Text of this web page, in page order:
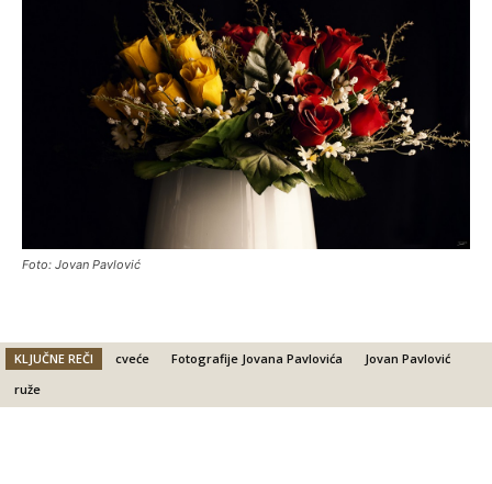
Foto: Jovan Pavlović
KLJUČNE REČI cveće Fotografije Jovana Pavlovića
Jovan Pavlović
ruže